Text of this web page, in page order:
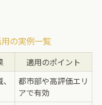
の実例一覧
適用のポイント
都市部や高評価エリ
アで有効